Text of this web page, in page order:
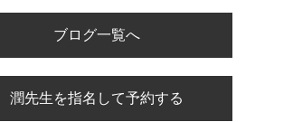
ブログ一覧へ
潤先生を指名して予約する